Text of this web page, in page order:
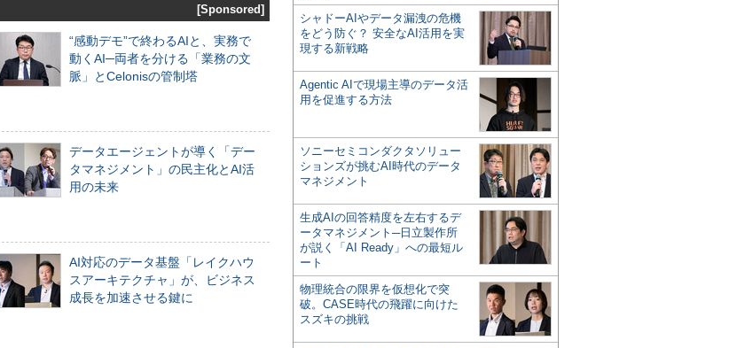
[Sponsored]
“感動デモ”で終わるAIと、実務で
動くAI─両者を分ける「業務の文
脈」とCelonisの管制塔
データエージェントが導く「デー
タマネジメント」の民主化とAI活
用の未来
AI対応のデータ基盤「レイクハウ
スアーキテクチャ」が、ビジネス
成長を加速させる鍵に
シャドーAIやデータ漏洩の危機
をどう防ぐ？ 安全なAI活用を実
現する新戦略
Agentic AIで現場主導のデータ活
用を促進する方法
ソニーセミコンダクタソリュー
ションズが挑むAI時代のデータ
マネジメント
生成AIの回答精度を左右するデ
ータマネジメント─日立製作所
が説く「AI Ready」への最短ル
ート
物理統合の限界を仮想化で突
破。CASE時代の飛躍に向けた
スズキの挑戦